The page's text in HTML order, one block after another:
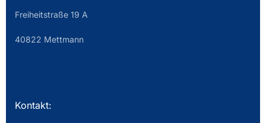
Freiheitstraße 19 A
40822 Mettmann
Kontakt: